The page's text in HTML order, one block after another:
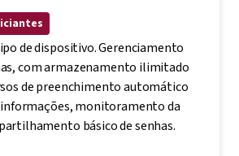
de dispositivo. Gerenciamento
com armazenamento ilimitado
de preenchimento automático
informações, monitoramento da
básico de senhas.